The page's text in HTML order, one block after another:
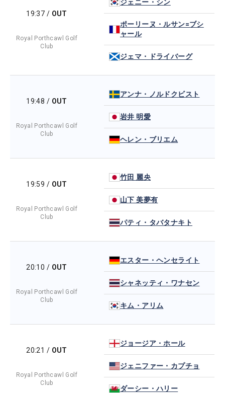
19:37 / OUT
Royal Porthcawl Golf
Club
ジェニー・シン
ポーリーヌ・ルサン=ブシ
ャール
ジェマ・ドライバーグ
19:48 / OUT
Royal Porthcawl Golf
Club
アンナ・ノルドクビスト
岩井 明愛
ヘレン・ブリエム
19:59 / OUT
Royal Porthcawl Golf
Club
竹田 麗央
山下 美夢有
パティ・タバタナキト
20:10 / OUT
Royal Porthcawl Golf
Club
エスター・ヘンセライト
シャネッティ・ワナセン
キム・アリム
20:21 / OUT
Royal Porthcawl Golf
Club
ジョージア・ホール
ジェニファー・カプチョ
ダーシー・ハリー